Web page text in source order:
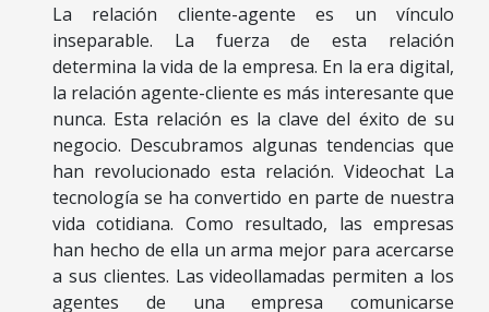
La relación cliente-agente es un vínculo
inseparable. La fuerza de esta relación
determina la vida de la empresa. En la era digital,
la relación agente-cliente es más interesante que
nunca. Esta relación es la clave del éxito de su
negocio. Descubramos algunas tendencias que
han revolucionado esta relación. Videochat La
tecnología se ha convertido en parte de nuestra
vida cotidiana. Como resultado, las empresas
han hecho de ella un arma mejor para acercarse
a sus clientes. Las videollamadas permiten a los
agentes de una empresa comunicarse